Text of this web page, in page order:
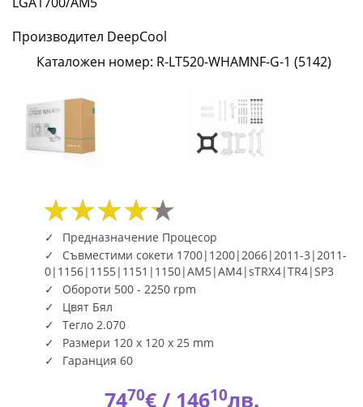
RGB,
Infinity
mirror
design
-
LGA1700/AM5
R-
LT520-
WHAMNF-
G-
1
(5142)
Производител DeepCool
Каталожен номер: R-LT520-WHAMNF-G-1 (5142)
Предназначение Процесор
Съвместими сокети 1700|1200|2066|2011-3|2011-
0|1156|1155|1151|1150|AM5|AM4|sTRX4|TR4|SP3
Обороти 500 - 2250 rpm
Цвят Бял
Тегло 2.070
Размери 120 x 120 x 25 mm
Гаранция 60
7470€ / 14610лв.